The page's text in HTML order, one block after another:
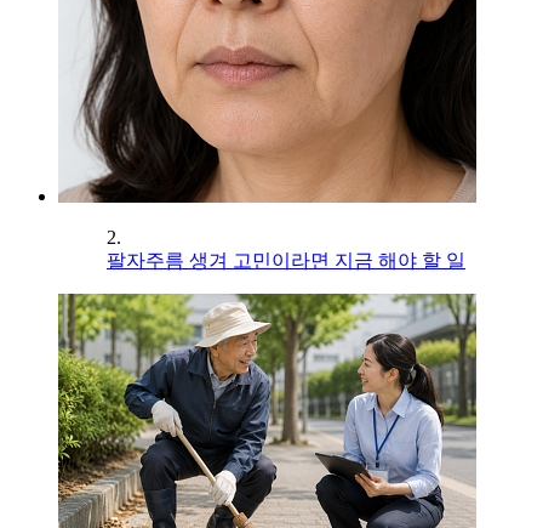
2.
팔자주름 생겨 고민이라면 지금 해야 할 일